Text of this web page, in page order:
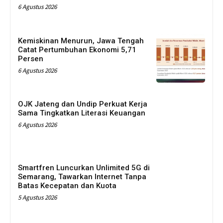
6 Agustus 2026
Kemiskinan Menurun, Jawa Tengah
Catat Pertumbuhan Ekonomi 5,71
Persen
6 Agustus 2026
OJK Jateng dan Undip Perkuat Kerja
Sama Tingkatkan Literasi Keuangan
6 Agustus 2026
Smartfren Luncurkan Unlimited 5G di
Semarang, Tawarkan Internet Tanpa
Batas Kecepatan dan Kuota
5 Agustus 2026